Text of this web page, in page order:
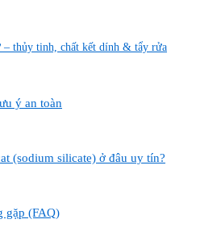
– thủy tinh, chất kết dính & tẩy rửa
ý an toàn
(sodium silicate) ở đâu uy tín?
gặp (FAQ)